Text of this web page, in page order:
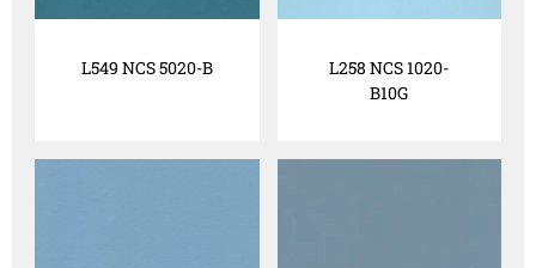
L549 NCS 5020-B
L258 NCS 1020-
B10G